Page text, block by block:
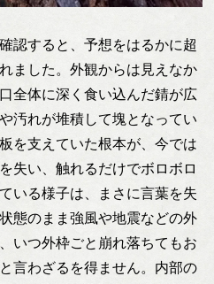
認すると、予想をはるかに超
ました。外観からは見えなか
全体に深く食い込んだ錆が広
汚れが堆積して塊となってい
を支えていた根本が、今では
失い、触れるだけでボロボロ
いる様子は、まさに言葉を失
態のまま強風や地震などの外
いつ外枠ごと崩れ落ちてもお
言わざるを得ません。内部の